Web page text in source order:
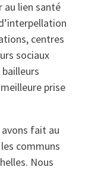
au lien santé
centres
sociaux
prise
avons fait au
communs
Nous